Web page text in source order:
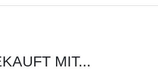
MIT...